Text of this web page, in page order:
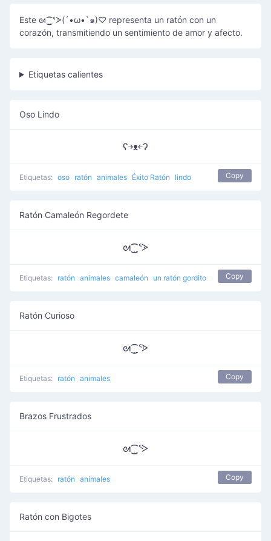
Este ᘛ⁐̤ᕐᐷ(´•ω•`๑)♡ representa un ratón con un
corazón, transmitiendo un sentimiento de amor y afecto.
Etiquetas calientes
Oso Lindo
ʕ￫ᴥ￩ʔ
Etiquetas: oso ratón animales Éxito Ratón lindo Copy
Ratón Camaleón Regordete
ᘛ⁐̤ᕐᐷ
Etiquetas: ratón animales camaleón un ratón gordito Copy
Ratón Curioso
ᘛ⁐̤ᕐᐶ
Etiquetas: ratón animales Copy
Brazos Frustrados
ᘛ⁐̤ᕐᑀ
Etiquetas: ratón animales Copy
Ratón con Bigotes